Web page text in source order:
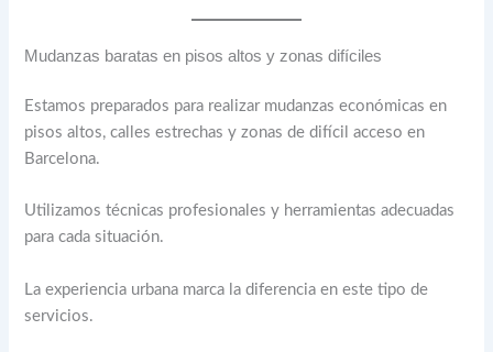
Mudanzas baratas en pisos altos y zonas difíciles
Estamos preparados para realizar mudanzas económicas en
pisos altos, calles estrechas y zonas de difícil acceso en
Barcelona.
Utilizamos técnicas profesionales y herramientas adecuadas
para cada situación.
La experiencia urbana marca la diferencia en este tipo de
servicios.